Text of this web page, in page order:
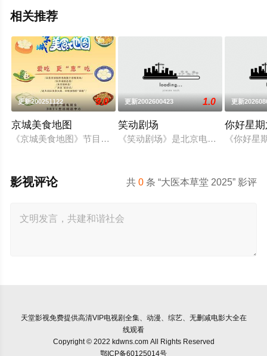
相关推荐
更新200251122 9.0
京城美食地图
《京城美食地图》节目组的美食侦探邀约行业专家和爱吃团网
更新2002600423 1.0
笑动剧场
《笑动剧场》是北京电视台文艺节目
更新
你好星
《你好星
共0 条 “大医本草堂 2025” 影评
影视评论
天堂影视免费提供高清VIP电视剧全集、动漫、综艺、无删减电影大全在
线观看
Copyright © 2022 kdwns.com All Rights Reserved
鄂ICP备60125014号